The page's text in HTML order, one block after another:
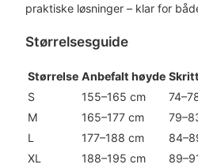
praktiske løsninger – klar for
Størrelsesguide
Størrelse Anbefalt høyde
S
155–165 cm
M
165–177 cm
L
177–188 cm
XL
188–195 cm